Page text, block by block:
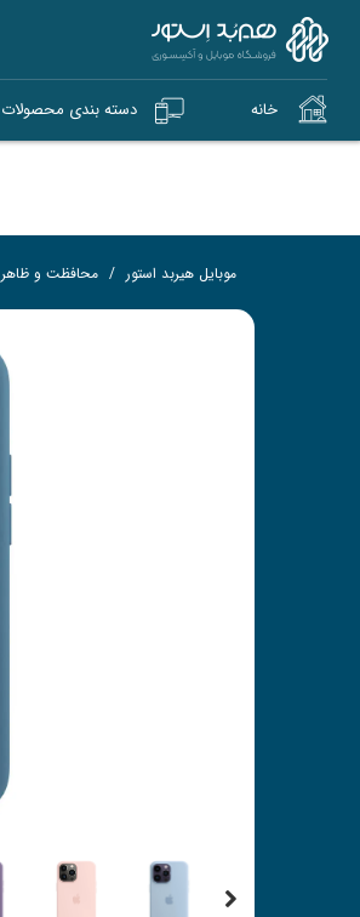
خانه دسته بندی محصولات
موبایل هیربد استور محافظت و ظاهر